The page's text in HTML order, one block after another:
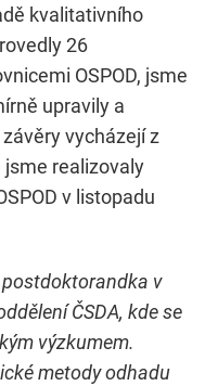
kvalitativního
26
OSPOD, jsme
upravily a
vycházejí z
realizovaly
v listopadu
postdoktorandka v
ČSDA, kde se
výzkumem.
metody odhadu